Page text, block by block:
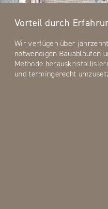
Vorteil durch
Wir verfügen über
notwendigen Bauabläufen
Methode
und termingerecht